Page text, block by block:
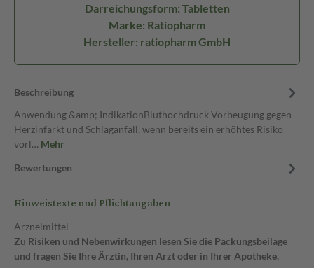
Darreichungsform: Tabletten
Marke: Ratiopharm
Hersteller: ratiopharm GmbH
Beschreibung
Anwendung &amp; IndikationBluthochdruck Vorbeugung gegen
Herzinfarkt und Schlaganfall, wenn bereits ein erhöhtes Risiko
vorl… Mehr
Bewertungen
Hinweistexte und Pflichtangaben
Arzneimittel
Zu Risiken und Nebenwirkungen lesen Sie die Packungsbeilage
und fragen Sie Ihre Ärztin, Ihren Arzt oder in Ihrer Apotheke.